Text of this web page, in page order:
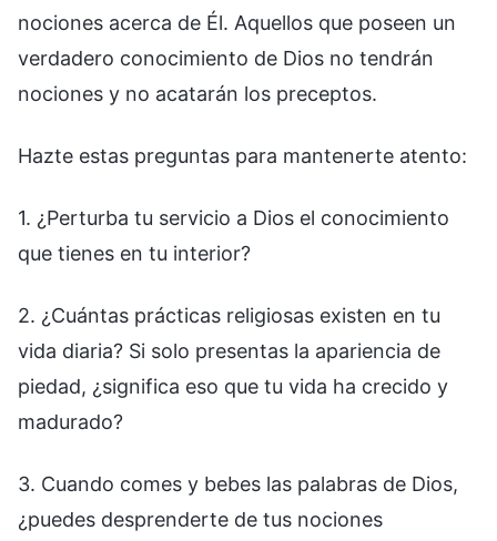
nociones acerca de Él. Aquellos que poseen un
verdadero conocimiento de Dios no tendrán
nociones y no acatarán los preceptos.
Hazte estas preguntas para mantenerte atento:
1. ¿Perturba tu servicio a Dios el conocimiento
que tienes en tu interior?
2. ¿Cuántas prácticas religiosas existen en tu
vida diaria? Si solo presentas la apariencia de
piedad, ¿significa eso que tu vida ha crecido y
madurado?
3. Cuando comes y bebes las palabras de Dios,
¿puedes desprenderte de tus nociones